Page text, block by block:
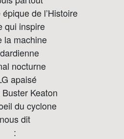
de l’Histoire
qui inspire
la machine
nocturne
apaisé
Keaton
du cyclone
nous dit
: